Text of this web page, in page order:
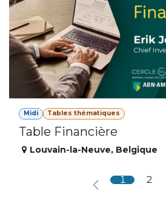
Midi Tables thématiques
Table Financière
Louvain-la-Neuve, Belgique
1 2